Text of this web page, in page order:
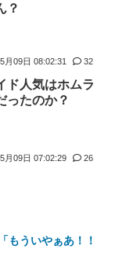
？
月09日 08:02:31 32
ド人気はホムラ
ったのか？
月09日 07:02:29 26
もういやぁあ！！